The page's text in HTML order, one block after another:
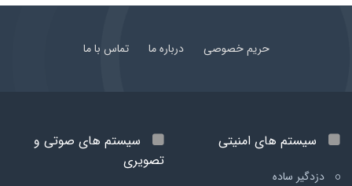
حریم خصوصی درباره ما تماس با ما
سیستم های امنیتی
دزدگیر ساده
سیستم های صوتی و
تصویری